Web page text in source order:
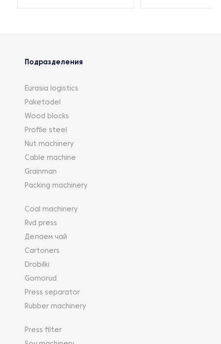
Подразделения
Eurasia logistics
Paketodel
Wood blocks
Profile steel
Nut machinery
Cable machine
Grainman
Packing machinery
Coal machinery
Rvd press
Делаем чай
Cartoners
Drobilki
Gornorud
Press separator
Rubber machinery
Press filter